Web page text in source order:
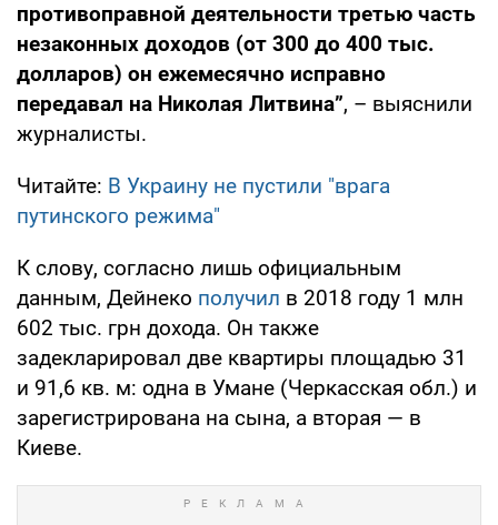
противоправной деятельности третью часть
незаконных доходов (от 300 до 400 тыс.
долларов) он ежемесячно исправно
передавал на Николая Литвина”, – выяснили
журналисты.
Читайте: В Украину не пустили "врага
путинского режима"
К слову, согласно лишь официальным
данным, Дейнеко получил в 2018 году 1 млн
602 тыс. грн дохода. Он также
задекларировал две квартиры площадью 31
и 91,6 кв. м: одна в Умане (Черкасская обл.) и
зарегистрирована на сына, а вторая — в
Киеве.